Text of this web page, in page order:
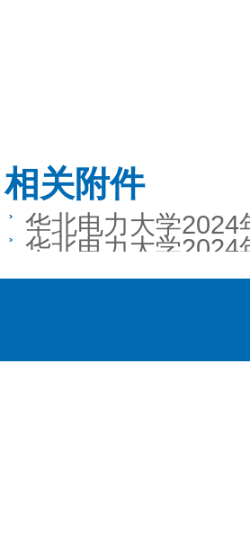
相关附件
华北电力大学2024
华北电力大学2024